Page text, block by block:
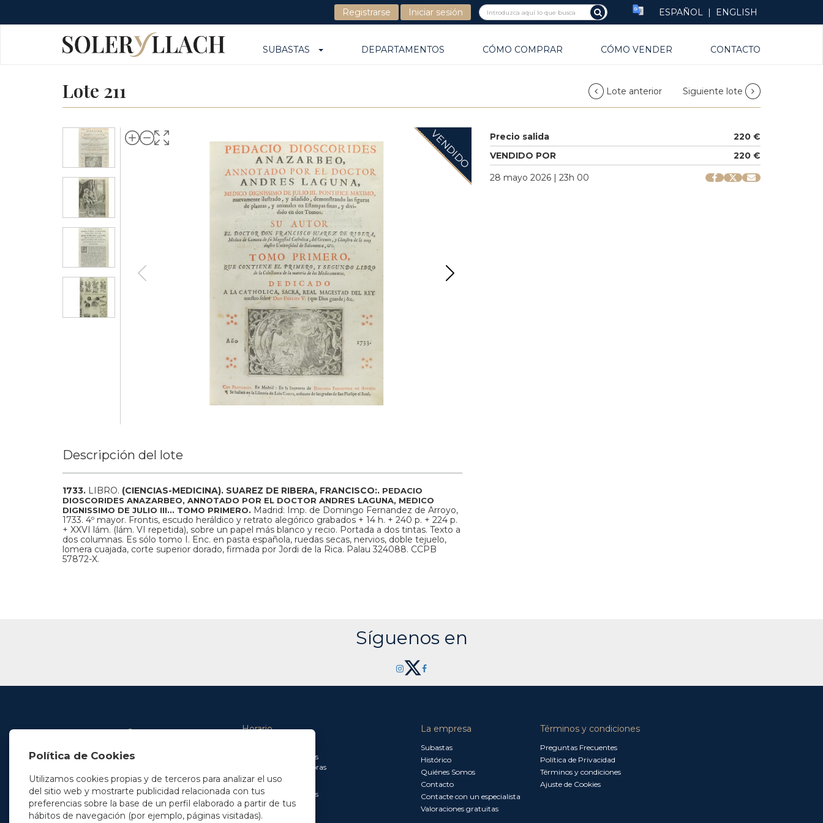
Registrarse Iniciar sesión ESPAÑOL | ENGLISH
SUBASTAS DEPARTAMENTOS CÓMO COMPRAR CÓMO VENDER CONTACTO
Lote 211 Lote anterior Siguiente lote
VENDIDO Precio salida
220 €
VENDIDO POR
220 €
28 mayo 2026 | 23h 00
Descripción del lote
1733. LIBRO. (CIENCIAS-MEDICINA). SUAREZ DE RIBERA, FRANCISCO:. PEDACIO
DIOSCORIDES ANAZARBEO, ANNOTADO POR EL DOCTOR ANDRES LAGUNA, MEDICO
DIGNISSIMO DE JULIO III... TOMO PRIMERO. Madrid: Imp. de Domingo Fernandez de Arroyo,
1733. 4º mayor. Frontis, escudo heráldico y retrato alegórico grabados + 14 h. + 240 p. + 224 p.
+ XXVI lám. (lám. VI repetida), sobre un papel más blanco y recio. Portada a dos tintas. Texto a
dos columnas. Es sólo tomo I. Enc. en pasta española, ruedas secas, nervios, doble tejuelo,
lomera cuajada, corte superior dorado, firmada por Jordi de la Rica. Palau 324088. CCPB
57872-X.
Síguenos en
En Madrid
info@soleryllach.com
En Barcelona
Beethoven 13
Horario
De 9.00 a 13.30 horas
y de 14.30 a 18.00 horas
Viernes:
De 8.30 a 15.00 horas
La empresa
Subastas
Histórico
Quiénes Somos
Contacto
Contacte con un especialista
Valoraciones gratuitas
Términos y condiciones
Preguntas Frecuentes
Política de Privacidad
Términos y condiciones
Ajuste de Cookies
Política de Cookies
Utilizamos cookies propias y de terceros para analizar el uso
del sitio web y mostrarte publicidad relacionada con tus
preferencias sobre la base de un perfil elaborado a partir de tus
hábitos de navegación (por ejemplo, páginas visitadas).